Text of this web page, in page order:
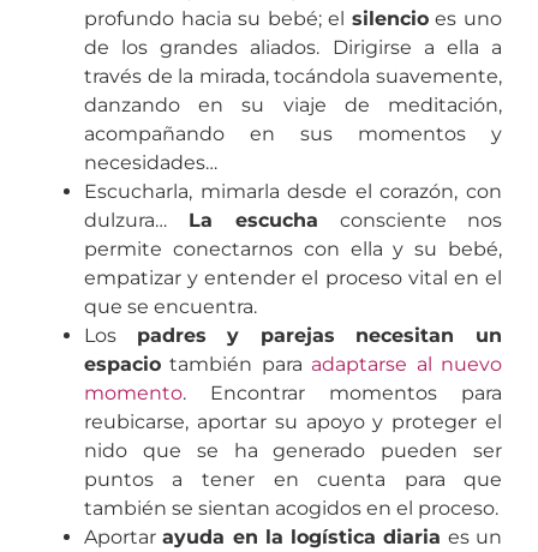
profundo hacia su bebé; el silencioes uno
de los grandes aliados. Dirigirse a ella a
través de la mirada, tocándola suavemente,
danzando en su viaje de meditación,
acompañando en sus momentos y
necesidades…
Escucharla, mimarla desde el corazón, con
dulzura…La escucha consciente nos
permite conectarnos con ella y su bebé,
empatizar y entender el proceso vital en el
que se encuentra.
Los padres y parejas necesitan un
espaciotambién para adaptarse al nuevo
momento. Encontrar momentos para
reubicarse, aportar su apoyo y proteger el
nido que se ha generado pueden ser
puntos a tener en cuenta para que
también se sientan acogidos en el proceso.
Aportarayuda en la logística diaria es un